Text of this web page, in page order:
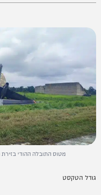
מטוס התובלה ההודי בזירת
גודל הטקסט